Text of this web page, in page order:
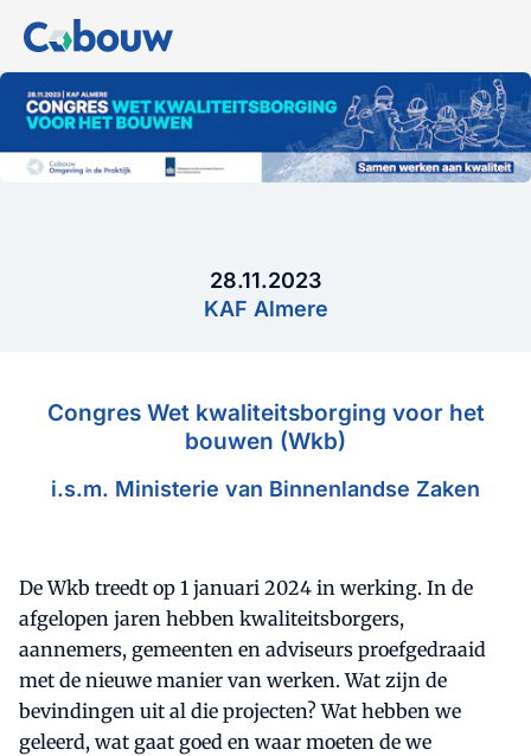
28.11.2023
KAF Almere
Congres Wet kwaliteitsborging voor het
bouwen (Wkb)
i.s.m. Ministerie van Binnenlandse Zaken
De Wkb treedt op 1 januari 2024 in werking. In de
afgelopen jaren hebben kwaliteitsborgers,
aannemers, gemeenten en adviseurs proefgedraaid
met de nieuwe manier van werken. Wat zijn de
bevindingen uit al die projecten? Wat hebben we
geleerd, wat gaat goed en waar moeten de we